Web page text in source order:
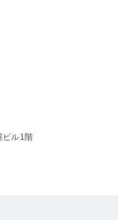
ビル1階